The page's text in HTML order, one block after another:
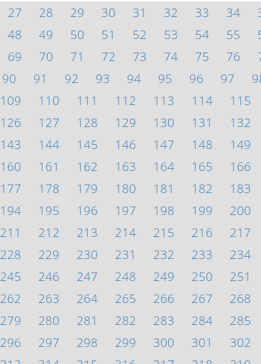
27 28 29 30 31 32 33 34
48 49 50 51 52 53 54 55
69 70 71 72 73 74 75 76
90 91 92 93 94 95 96 97
109 110 111 112 113 114 115
126 127 128 129 130 131 132
143 144 145 146 147 148 149
160 161 162 163 164 165 166
177 178 179 180 181 182 183
194 195 196 197 198 199 200
211 212 213 214 215 216 217
228 229 230 231 232 233 234
245 246 247 248 249 250 251
262 263 264 265 266 267 268
279 280 281 282 283 284 285
296 297 298 299 300 301 302